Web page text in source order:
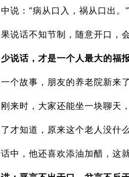
中说：“病从口入，祸从口出。”
说话不知节制，随意开口，
说话，才是一个人最大的福报
个故事，朋友的养老院新来
来时，大家还能坐一块聊天
才知道，原来这个老人没什
中，他还喜欢添油加醋，这